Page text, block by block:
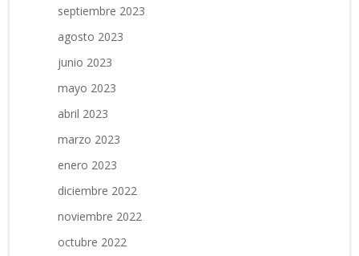
septiembre 2023
agosto 2023
junio 2023
mayo 2023
abril 2023
marzo 2023
enero 2023
diciembre 2022
noviembre 2022
octubre 2022